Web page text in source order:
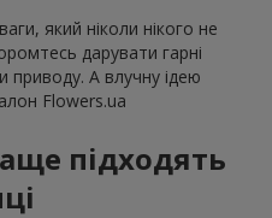
який ніколи нікого не
дарувати гарні
приводу. А влучну ідею
Flowers.ua
підходять